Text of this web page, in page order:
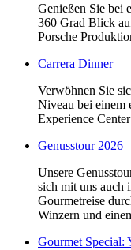
Genießen Sie bei
360 Grad Blick
Porsche
Carrera Dinner
Verwöhnen Sie
Niveau bei einem
Experience
Genusstour 2026
Unsere
sich mit uns auch
Gourmetreise
Winzern und
Gourmet Special: